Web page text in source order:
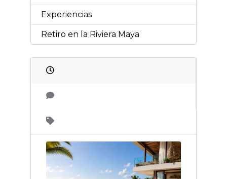
Experiencias
Retiro en la Riviera Maya